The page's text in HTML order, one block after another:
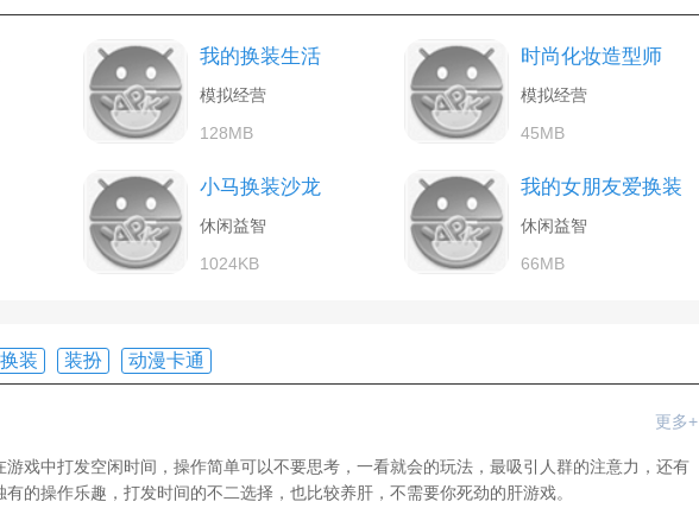
我的换装生活
模拟经营
128MB
时尚化妆造型师
模拟经营
45MB
小马换装沙龙
休闲益智
1024KB
我的女朋友爱换装
休闲益智
66MB
换装 装扮 动漫卡通
更多+
戏中打发空闲时间，操作简单可以不要思考，一看就会的玩法，最吸引人群的注意力，还有
的操作乐趣，打发时间的不二选择，也比较养肝，不需要你死劲的肝游戏。